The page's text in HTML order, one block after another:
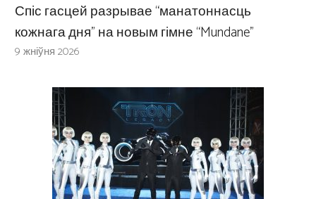
Спіс гасцей разрывае “манатоннасць
кожнага дня” на новым гімне “Mundane”
9 жніўня 2026